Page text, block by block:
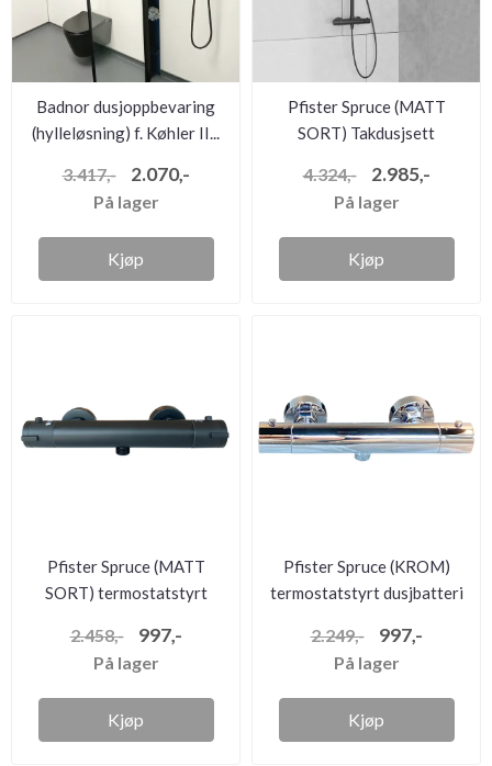
Badnor dusjoppbevaring
(hylleløsning) f. Køhler II...
3.417,- 2.070,-
På lager
Kjøp
Pfister Spruce (MATT
SORT) Takdusjsett
4.324,- 2.985,-
På lager
Kjøp
Pfister Spruce (MATT
SORT) termostatstyrt
2.458,- 997,-
På lager
Kjøp
Pfister Spruce (KROM)
termostatstyrt dusjbatteri
2.249,- 997,-
På lager
Kjøp